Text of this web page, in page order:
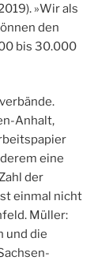
»Wir als
den
bis 30.000
Anhalt,
eine
der
einmal nicht
Müller:
und die